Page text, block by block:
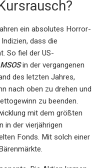
ein absolutes Horror-
dass die
So fiel der US-
MSOSin der vergangenen
des letzten Jahres,
nach oben zu drehen und
zu beenden.
mit dem größten
in der vierjährigen
Fonds. Mit solch einer